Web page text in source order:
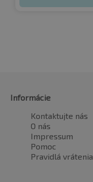
Informácie
Kontaktujte nás
O nás
Impressum
Pomoc
Pravidlá vrátenia